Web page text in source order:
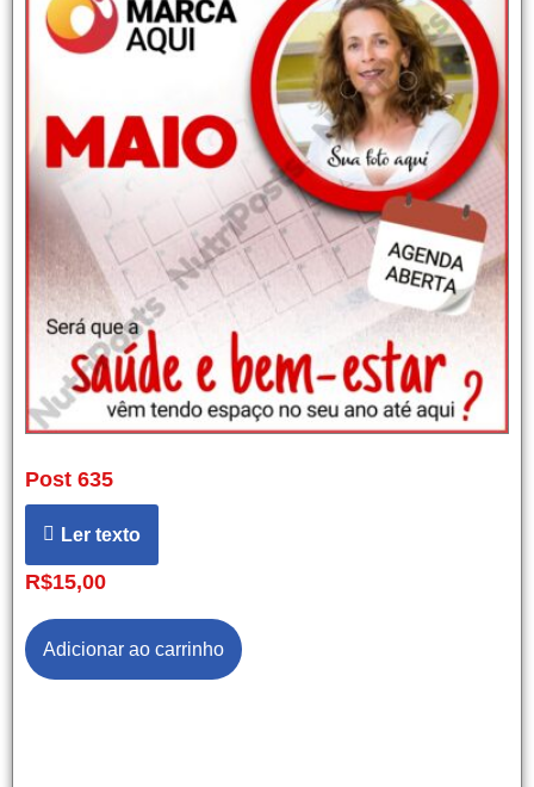
Post 635
Ler texto
R$15,00
Adicionar ao carrinho